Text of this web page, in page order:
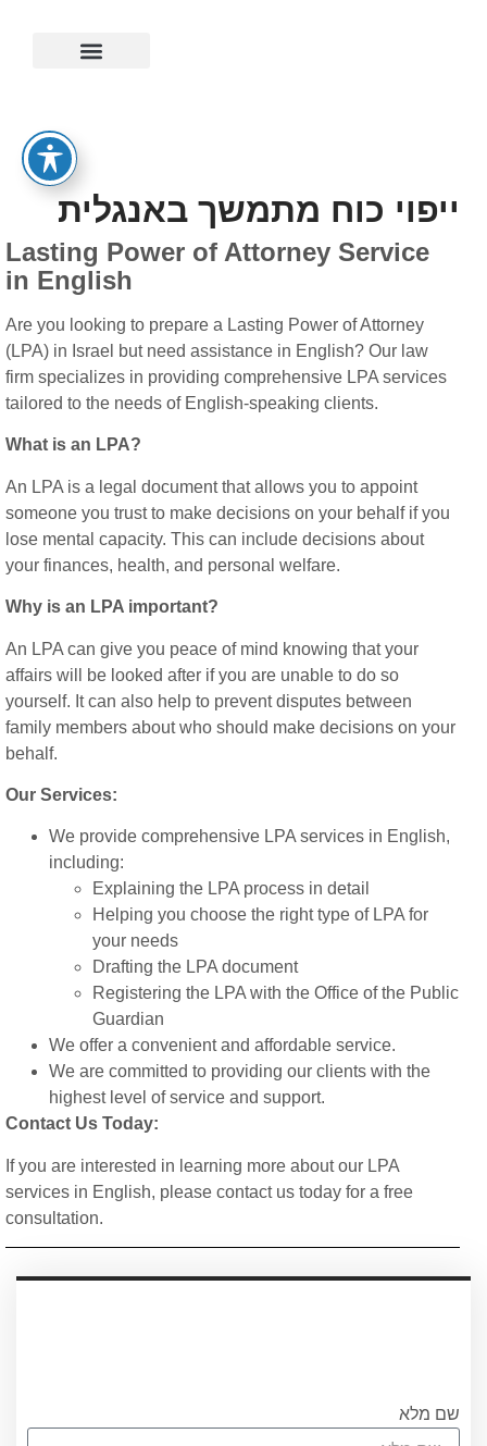
ייפוי כוח מתמשך באנגלית
Lasting Power of Attorney Service
in English
Are you looking to prepare a Lasting Power of Attorney
(LPA) in Israel but need assistance in English? Our law
firm specializes in providing comprehensive LPA services
tailored to the needs of English-speaking clients.
What is an LPA?
An LPA is a legal document that allows you to appoint
someone you trust to make decisions on your behalf if you
lose mental capacity. This can include decisions about
your finances, health, and personal welfare.
Why is an LPA important?
An LPA can give you peace of mind knowing that your
affairs will be looked after if you are unable to do so
yourself. It can also help to prevent disputes between
family members about who should make decisions on your
behalf.
Our Services:
We provide comprehensive LPA services in English,
including:
Explaining the LPA process in detail
Helping you choose the right type of LPA for
your needs
Drafting the LPA document
Registering the LPA with the Office of the Public
Guardian
We offer a convenient and affordable service.
We are committed to providing our clients with the
highest level of service and support.
Contact Us Today:
If you are interested in learning more about our LPA
services in English, please contact us today for a free
consultation.
שם מלא